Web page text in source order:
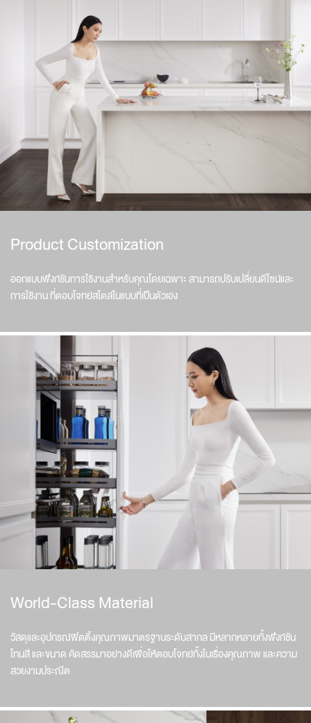
Product Customization
ออกแบบฟังก์ชันการใช้งานสำหรับคุณโดยเฉพาะ สามารถปรับเปลี่ยนดีไซน์และ
การใช้งาน ที่ตอบโจทย์สไตล์ในแบบที่เป็นตัวเอง
World-Class Material
วัสดุและอุปกรณ์ฟิตติ้งคุณภาพมาตรฐานระดับสากล มีหลากหลายทั้งฟังก์ชัน
โทนสี และขนาด คัดสรรมาอย่างดีเพื่อให้ตอบโจทย์ทั้งในเรื่องคุณภาพ และความ
สวยงามประณีต